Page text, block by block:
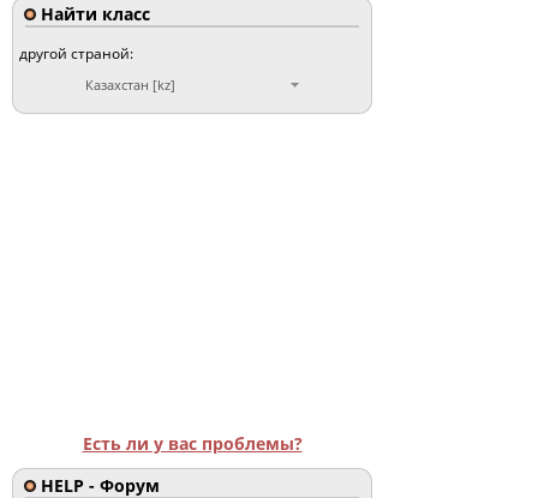
Найти класс
другой страной:
Казахстан [kz]
Есть ли у вас проблемы?
HELP - Форум